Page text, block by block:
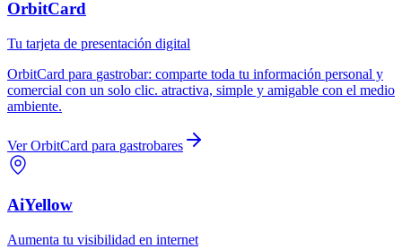
OrbitCard
Tu tarjeta de presentación digital
OrbitCard para gastrobar: comparte toda tu información personal y
comercial con un solo clic. atractiva, simple y amigable con el medio
ambiente.
VerOrbitCard para gastrobares
AiYellow
Aumenta tu visibilidad en internet